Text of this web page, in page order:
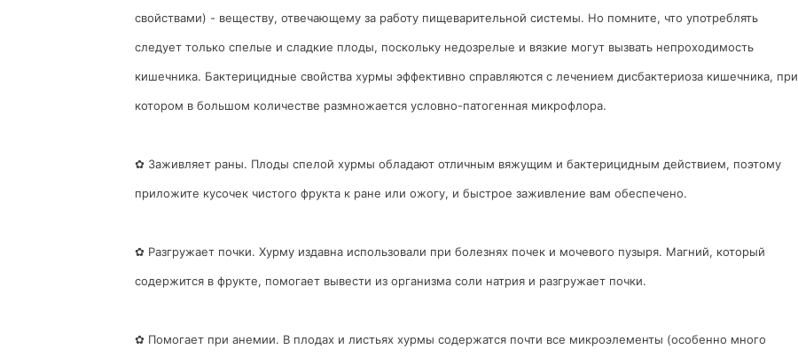
свойствами) - веществу, отвечающему за работу пищеварительной системы. Но помните, что употреблять
следует только спелые и сладкие плоды, поскольку недозрелые и вязкие могут вызвать непроходимость
кишечника. Бактерицидные свойства хурмы эффективно справляются с лечением дисбактериоза кишечника, при
котором в большом количестве размножается условно-патогенная микрофлора.
✿ Заживляет раны. Плоды спелой хурмы обладают отличным вяжущим и бактерицидным действием, поэтому
приложите кусочек чистого фрукта к ране или ожогу, и быстрое заживление вам обеспечено.
✿ Разгружает почки. Хурму издавна использовали при болезнях почек и мочевого пузыря. Магний, который
содержится в фрукте, помогает вывести из организма соли натрия и разгружает почки.
✿ Помогает при анемии. В плодах и листьях хурмы содержатся почти все микроэлементы (особенно много